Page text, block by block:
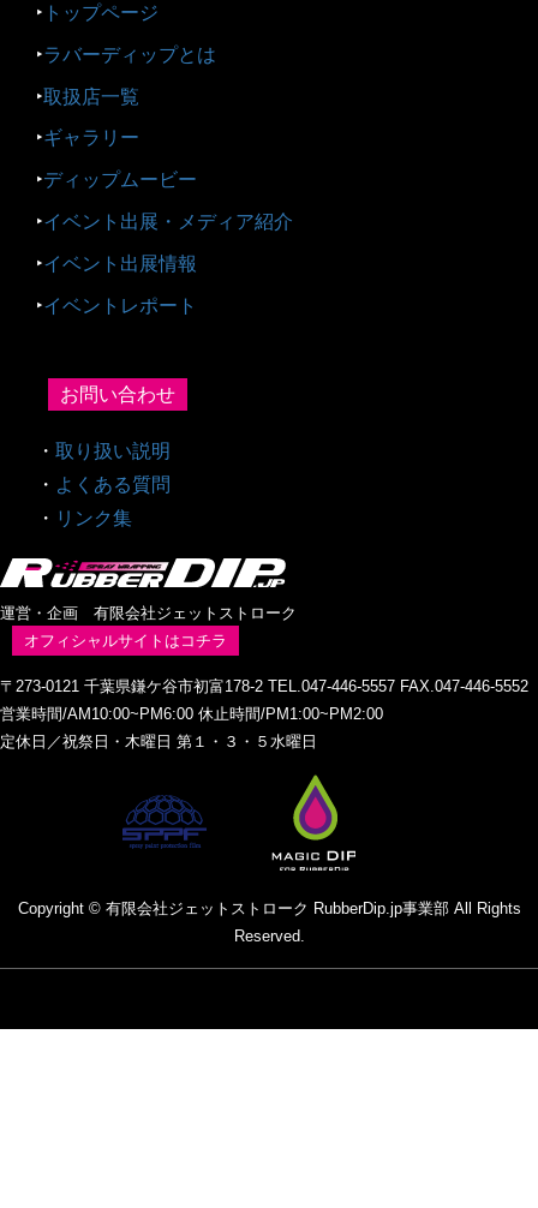
‣ トップページ
‣ラバーディップとは
‣取扱店一覧
‣ギャラリー
‣ディップムービー
‣イベント出展・メディア紹介
‣イベント出展情報
‣イベントレポート
お問い合わせ
・ 取り扱い説明
・ よくある質問
・ リンク集
運営・企画 有限会社ジェットストローク
オフィシャルサイトはコチラ
〒273-0121 千葉県鎌ケ谷市初富178-2 TEL.047-446-5557 FAX.047-446-5552
営業時間/AM10:00~PM6:00 休止時間/PM1:00~PM2:00
定休日／祝祭日・木曜日 第１・３・５水曜日
Copyright © 有限会社ジェットストローク RubberDip.jp事業部 All Rights
Reserved.